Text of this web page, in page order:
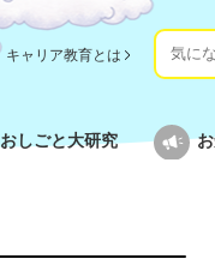
キャリア教育とは
おしごと大研究